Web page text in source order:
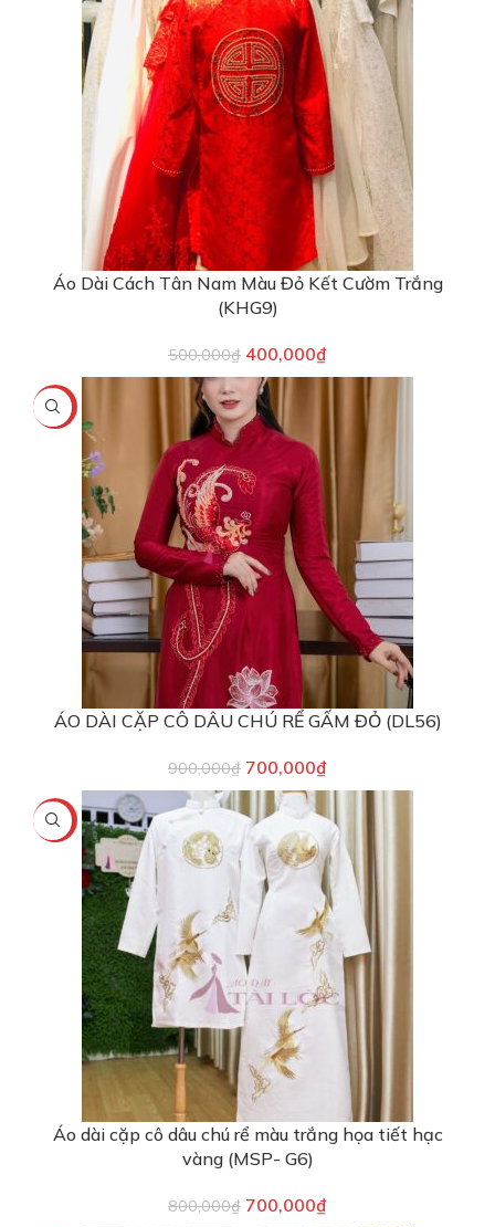
Áo Dài Cách Tân Nam Màu Đỏ Kết Cườm Trắng
(KHG9)
500,000₫ 400,000₫
-22%
ÁO DÀI CẶP CÔ DÂU CHÚ RỂ GẤM ĐỎ (DL56)
900,000₫ 700,000₫
-13%
Áo dài cặp cô dâu chú rể màu trắng họa tiết hạc
vàng (MSP- G6)
800,000₫ 700,000₫